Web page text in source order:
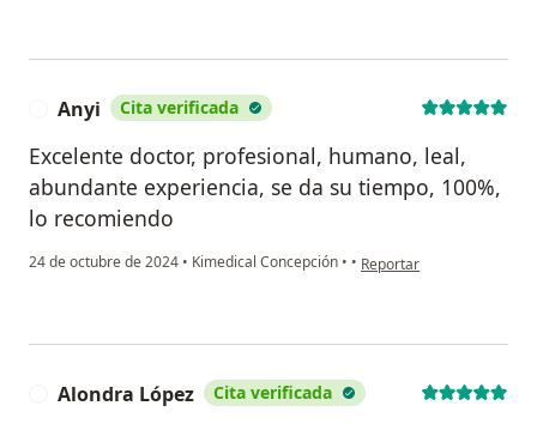
Anyi Cita verificada
Excelente doctor, profesional, humano, leal,
abundante experiencia, se da su tiempo, 100%,
lo recomiendo
24 de octubre de 2024 • Kimedical Concepción • • en opinión del usuario
Reportar
Alondra López Cita verificada